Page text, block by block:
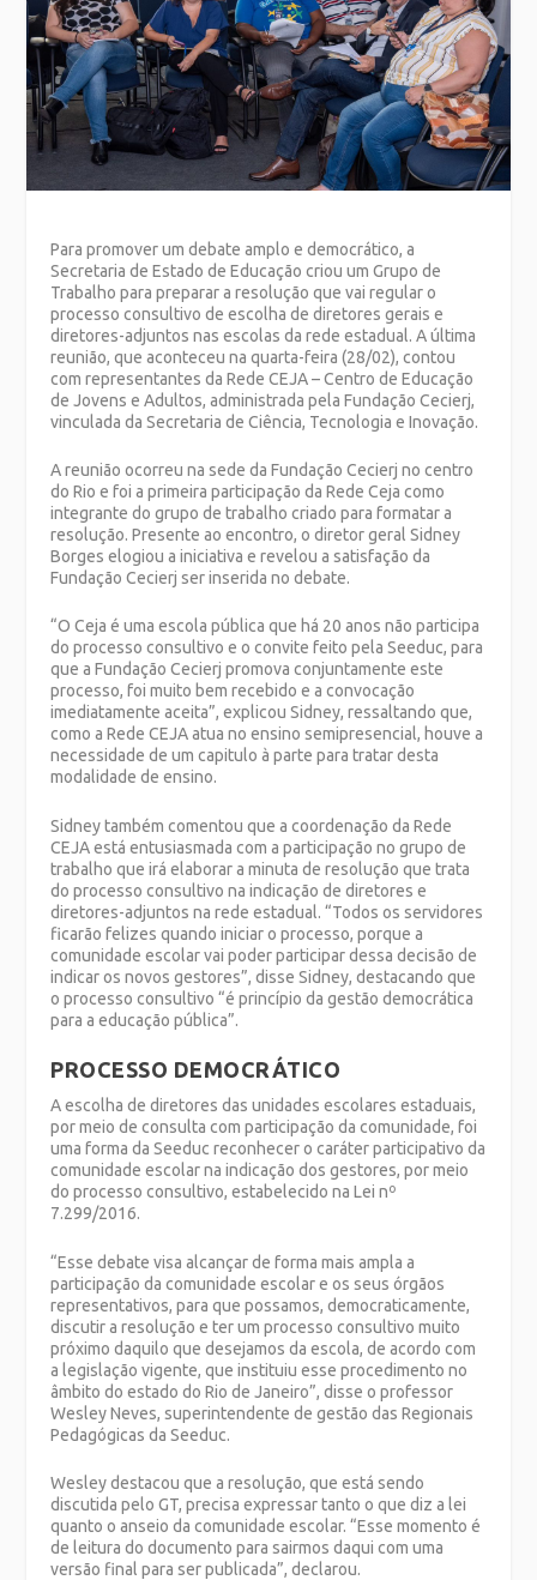
Para promover um debate amplo e democrático, a
Secretaria de Estado de Educação criou um Grupo de
Trabalho para preparar a resolução que vai regular o
processo consultivo de escolha de diretores gerais e
diretores-adjuntos nas escolas da rede estadual. A última
reunião, que aconteceu na quarta-feira (28/02), contou
com representantes da Rede CEJA – Centro de Educação
de Jovens e Adultos, administrada pela Fundação Cecierj,
vinculada da Secretaria de Ciência, Tecnologia e Inovação.
A reunião ocorreu na sede da Fundação Cecierj no centro
do Rio e foi a primeira participação da Rede Ceja como
integrante do grupo de trabalho criado para formatar a
resolução. Presente ao encontro, o diretor geral Sidney
Borges elogiou a iniciativa e revelou a satisfação da
Fundação Cecierj ser inserida no debate.
“O Ceja é uma escola pública que há 20 anos não participa
do processo consultivo e o convite feito pela Seeduc, para
que a Fundação Cecierj promova conjuntamente este
processo, foi muito bem recebido e a convocação
imediatamente aceita”, explicou Sidney, ressaltando que,
como a Rede CEJA atua no ensino semipresencial, houve a
necessidade de um capitulo à parte para tratar desta
modalidade de ensino.
Sidney também comentou que a coordenação da Rede
CEJA está entusiasmada com a participação no grupo de
trabalho que irá elaborar a minuta de resolução que trata
do processo consultivo na indicação de diretores e
diretores-adjuntos na rede estadual. “Todos os servidores
ficarão felizes quando iniciar o processo, porque a
comunidade escolar vai poder participar dessa decisão de
indicar os novos gestores”, disse Sidney, destacando que
o processo consultivo “é princípio da gestão democrática
para a educação pública”.
PROCESSO DEMOCRÁTICO
A escolha de diretores das unidades escolares estaduais,
por meio de consulta com participação da comunidade, foi
uma forma da Seeduc reconhecer o caráter participativo da
comunidade escolar na indicação dos gestores, por meio
do processo consultivo, estabelecido na Lei nº
7.299/2016.
“Esse debate visa alcançar de forma mais ampla a
participação da comunidade escolar e os seus órgãos
representativos, para que possamos, democraticamente,
discutir a resolução e ter um processo consultivo muito
próximo daquilo que desejamos da escola, de acordo com
a legislação vigente, que instituiu esse procedimento no
âmbito do estado do Rio de Janeiro”, disse o professor
Wesley Neves, superintendente de gestão das Regionais
Pedagógicas da Seeduc.
Wesley destacou que a resolução, que está sendo
discutida pelo GT, precisa expressar tanto o que diz a lei
quanto o anseio da comunidade escolar. “Esse momento é
de leitura do documento para sairmos daqui com uma
versão final para ser publicada”, declarou.